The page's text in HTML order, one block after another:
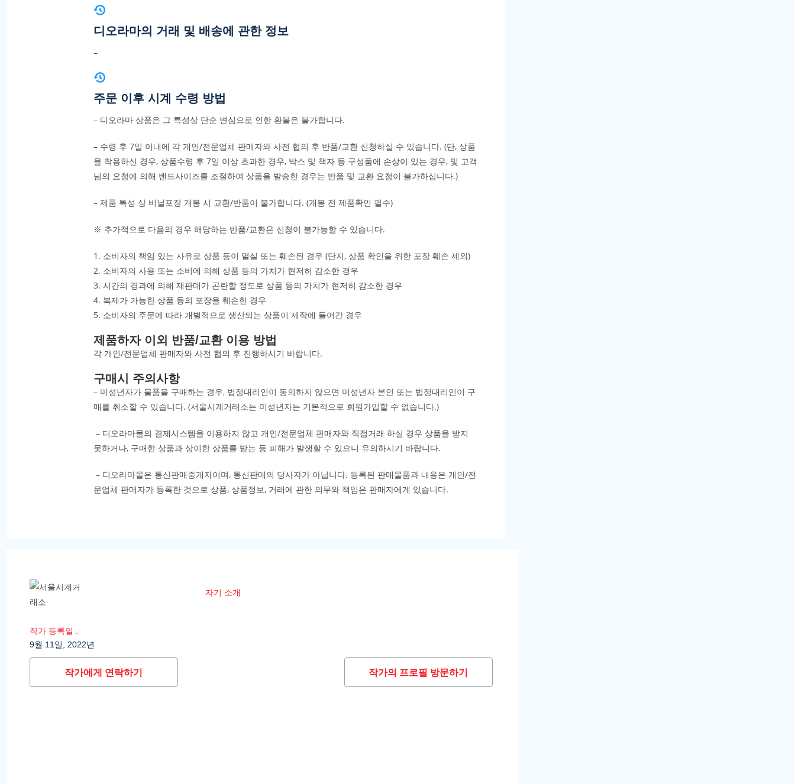
디오라마의 거래 및 배송에 관한 정보
–
주문 이후 시계 수령 방법
– 디오라마 상품은 그 특성상 단순 변심으로 인한 환불은 불가합니다.
– 수령 후 7일 이내에 각 개인/전문업체 판매자와 사전 협의 후 반품/교환 신청하실 수 있습니다. (단, 상품
을 착용하신 경우, 상품수령 후 7일 이상 초과한 경우, 박스 및 책자 등 구성품에 손상이 있는 경우, 및 고객
님의 요청에 의해 밴드사이즈를 조절하여 상품을 발송한 경우는 반품 및 교환 요청이 불가하십니다.)
– 제품 특성 상 비닐포장 개봉 시 교환/반품이 불가합니다. (개봉 전 제품확인 필수)
※ 추가적으로 다음의 경우 해당하는 반품/교환은 신청이 불가능할 수 있습니다.
1. 소비자의 책임 있는 사유로 상품 등이 멸실 또는 훼손된 경우 (단지, 상품 확인을 위한 포장 훼손 제외)
2. 소비자의 사용 또는 소비에 의해 상품 등의 가치가 현저히 감소한 경우
3. 시간의 경과에 의해 재판매가 곤란할 정도로 상품 등의 가치가 현저히 감소한 경우
4. 복제가 가능한 상품 등의 포장을 훼손한 경우
5. 소비자의 주문에 따라 개별적으로 생산되는 상품이 제작에 들어간 경우
제품하자 이외 반품/교환 이용 방법
각 개인/전문업체 판매자와 사전 협의 후 진행하시기 바랍니다.
구매시 주의사항
– 미성년자가 물품을 구매하는 경우, 법정대리인이 동의하지 않으면 미성년자 본인 또는 법정대리인이 구
매를 취소할 수 있습니다. (서울시계거래소는 미성년자는 기본적으로 회원가입할 수 없습니다.)
– 디오라마몰의 결제시스템을 이용하지 않고 개인/전문업체 판매자와 직접거래 하실 경우 상품을 받지
못하거나, 구매한 상품과 상이한 상품를 받는 등 피해가 발생할 수 있으니 유의하시기 바랍니다.
– 디오라마몰은 통신판매중개자이며, 통신판매의 당사자가 아닙니다. 등록된 판매물품과 내용은 개인/전
문업체 판매자가 등록한 것으로 상품, 상품정보, 거래에 관한 의무와 책임은 판매자에게 있습니다.
자기 소개
작가 등록일 :
9월 11일, 2022년
작가에게 연락하기 작가의 프로필 방문하기